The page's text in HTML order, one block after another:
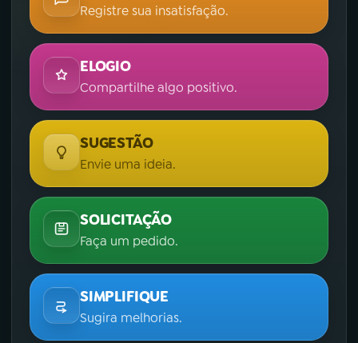
Registre sua insatisfação.
ELOGIO
Compartilhe algo positivo.
SUGESTÃO
Envie uma ideia.
SOLICITAÇÃO
Faça um pedido.
SIMPLIFIQUE
Sugira melhorias.